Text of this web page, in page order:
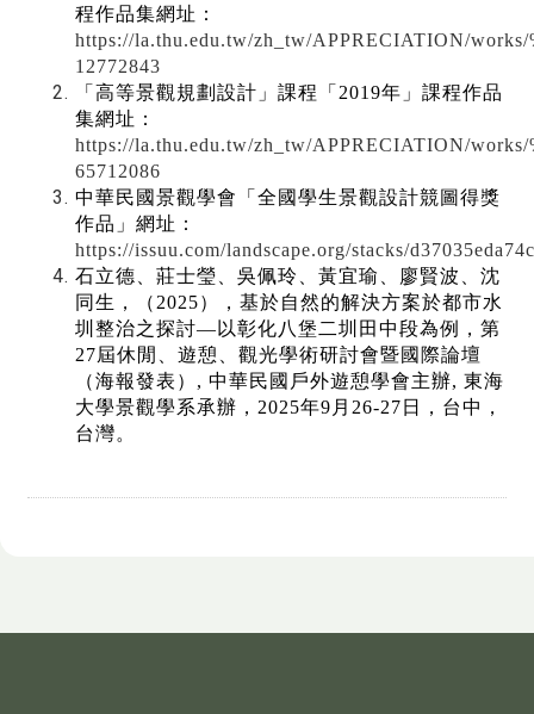
程作品集網址：
https://la.thu.edu.tw/zh_tw/APPRECIATION/works/
12772843
「高等景觀規劃設計」課程「2019年」課程作品
集網址：
https://la.thu.edu.tw/zh_tw/APPRECIATION/works/
65712086
中華民國景觀學會「全國學生景觀設計競圖得獎
作品」網址：
https://issuu.com/landscape.org/stacks/
石立德、莊士瑩、吳佩玲、黃宜瑜、廖賢波、沈
同生，（2025），基於自然的解決方案於都市水
圳整治之探討—以彰化八堡二圳田中段為例，第
27屆休閒、遊憩、觀光學術研討會暨國際論壇
（海報發表）, 中華民國戶外遊憩學會主辦, 東海
大學景觀學系承辦，2025年9月26-27日，台中，
台灣。